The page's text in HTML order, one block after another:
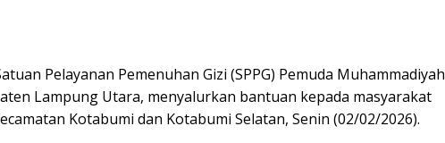
Pelayanan Pemenuhan Gizi (SPPG) Pemuda Muhammadiyah
Lampung Utara, menyalurkan bantuan kepada masyarakat
Kotabumi dan Kotabumi Selatan, Senin (02/02/2026).